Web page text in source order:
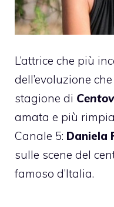
L’attrice che più
dell’evoluzione
stagione di
amata e più
Canale 5: Daniela
sulle scene del
famoso d’Italia.